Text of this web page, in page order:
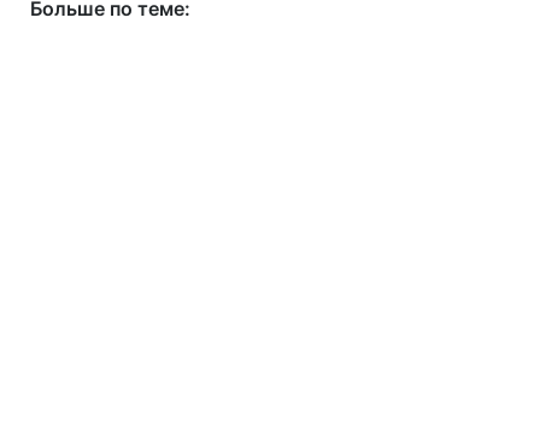
Больше по теме: